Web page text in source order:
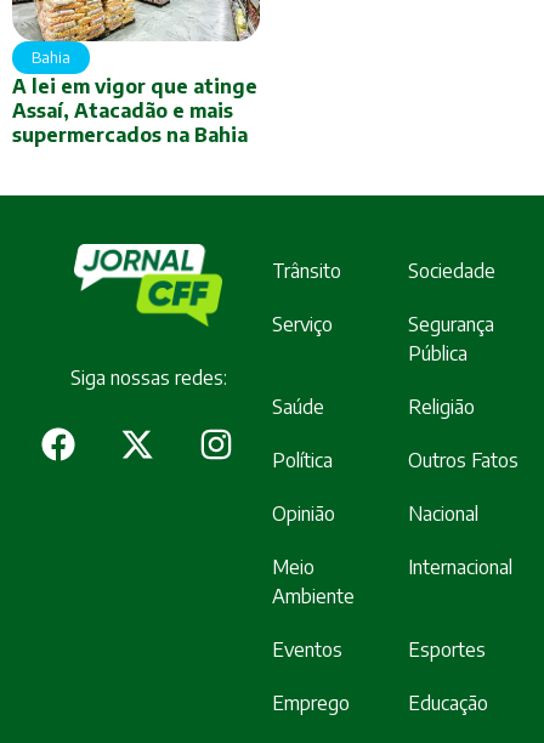
Bahia
A lei em vigor que atinge
Assaí, Atacadão e mais
supermercados na Bahia
Siga nossas redes:
Trânsito Sociedade
Serviço
Segurança
Pública
Saúde Religião
Política Outros Fatos
Opinião Nacional
Meio
Ambiente
Internacional
Eventos Esportes
Emprego Educação